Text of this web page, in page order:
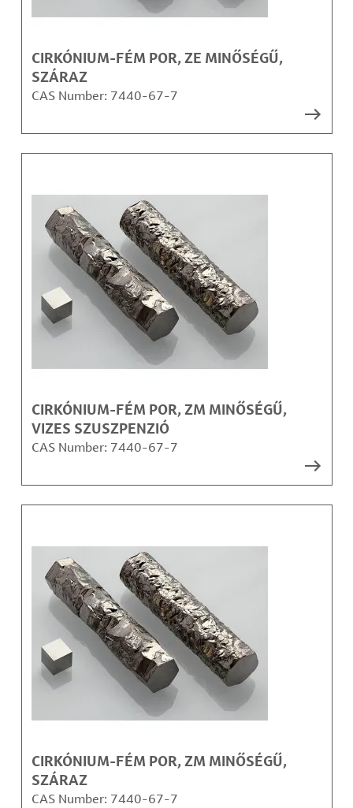
CIRKÓNIUM-FÉM POR, ZE MINŐSÉGŰ,
SZÁRAZ
CAS Number: 7440-67-7
CIRKÓNIUM-FÉM POR, ZM MINŐSÉGŰ,
VIZES SZUSZPENZIÓ
CAS Number: 7440-67-7
CIRKÓNIUM-FÉM POR, ZM MINŐSÉGŰ,
SZÁRAZ
CAS Number: 7440-67-7